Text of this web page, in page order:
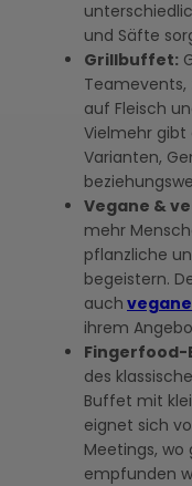
und Säfte
Grillbuffet:
Teamevents,
auf Fleisch
Vielmehr
Varianten,
Vegane &
mehr
pflanzliche
begeistern.
auch vegane
ihrem
des
Buffet mit
eignet sich
Meetings, wo
empfunden